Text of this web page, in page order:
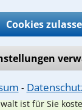
Cookies
⁃
sich
ist für Sie